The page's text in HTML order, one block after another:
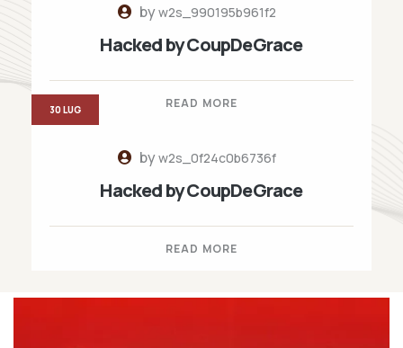
byw2s_990195b961f2
Hacked by CoupDeGrace
READ MORE
byw2s_0f24c0b6736f
Hacked by CoupDeGrace
READ MORE
30 LUG